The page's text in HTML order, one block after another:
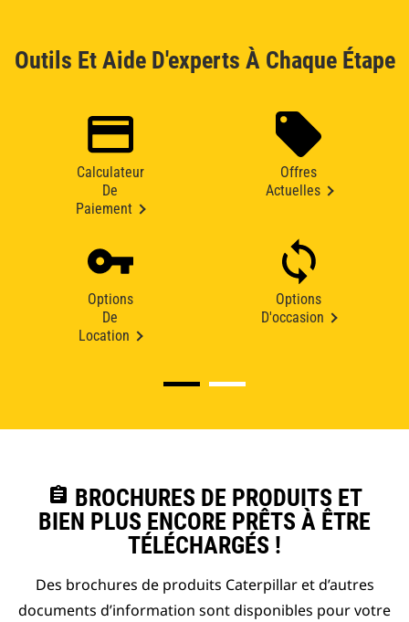
Outils Et Aide D'experts À Chaque Étape
Calculateur
De
Paiement
Offres
Actuelles
Options
De
Location
Options
D'occasion
assignment BROCHURES DE PRODUITS ET
BIEN PLUS ENCORE PRÊTS À ÊTRE
TÉLÉCHARGÉS !
Des brochures de produits Caterpillar et d’autres
documents d’information sont disponibles pour votre